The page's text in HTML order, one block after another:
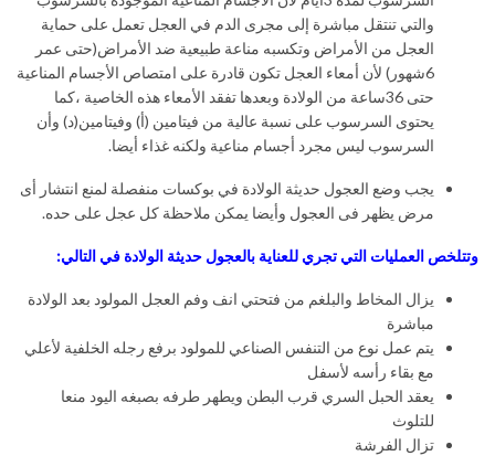
والتي تنتقل مباشرة إلى مجرى الدم في العجل تعمل على حماية
العجل من الأمراض وتكسبه مناعة طبيعية ضد الأمراض(حتى عمر
6شهور) لأن أمعاء العجل تكون قادرة على امتصاص الأجسام المناعية
حتى 36ساعة من الولادة وبعدها تفقد الأمعاء هذه الخاصية ،كما
يحتوى السرسوب على نسبة عالية من فيتامين (أ) وفيتامين(د) وأن
السرسوب ليس مجرد أجسام مناعية ولكنه غذاء أيضا.
يجب وضع العجول حديثة الولادة في بوكسات منفصلة لمنع انتشار أى
مرض يظهر فى العجول وأيضا يمكن ملاحظة كل عجل على حده.
وتتلخص العمليات التي تجري للعناية بالعجول حديثة الولادة في التالي:
يزال المخاط والبلغم من فتحتي انف وفم العجل المولود بعد الولادة
مباشرة
يتم عمل نوع من التنفس الصناعي للمولود برفع رجله الخلفية لأعلي
مع بقاء رأسه لأسفل
يعقد الحبل السري قرب البطن ويطهر طرفه بصبغه اليود منعا
للتلوث
تزال الفرشة